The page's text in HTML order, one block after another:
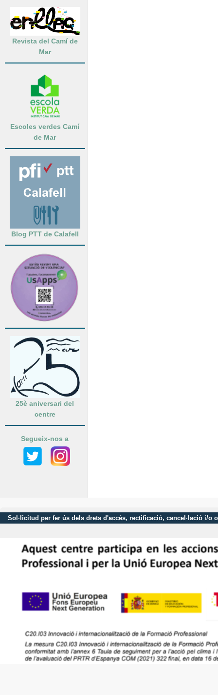
Revista del Camí de
Mar
Escoles verdes Camí
de Mar
Blog PTT de Calafell
25è aniversari del
centre
Segueix-nos a
Sol·licitud per fer ús dels drets d'accés, rectificació, cancel·lació i/